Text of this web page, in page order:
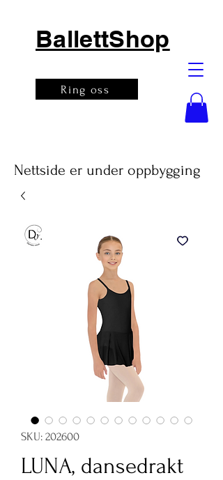
BallettShop
Ring oss
Nettside er under oppbygging
SKU: 202600
LUNA, dansedrakt